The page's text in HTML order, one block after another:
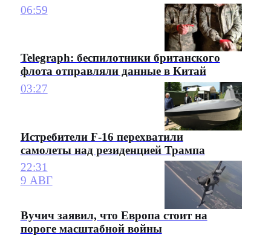
06:59
Telegraph: беспилотники британского
флота отправляли данные в Китай
03:27
Истребители F-16 перехватили
самолеты над резиденцией Трампа
22:31
9 АВГ
Вучич заявил, что Европа стоит на
пороге масштабной войны